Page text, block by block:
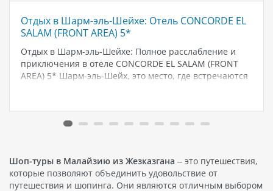
Отдых в Шарм-эль-Шейхе: Отель CONCORDE EL
SALAM (FRONT AREA) 5*
Отдых в Шарм-эль-Шейхе: Полное расслабление и
приключения в отеле CONCORDE EL SALAM (FRONT
AREA) 5* Шарм-эль-Шейх, это место, где встречаются
SALAM (FRONT AREA) 5*. Расположенный в самом
сердце этого…
Шоп-туры в Малайзию из Жезказгана – это путешествия,
которые позволяют объединить удовольствие от
путешествия и шопинга. Они являются отличным выбором